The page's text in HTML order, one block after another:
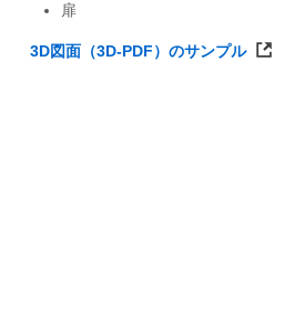
扉
3D図面（3D-PDF）のサンプル